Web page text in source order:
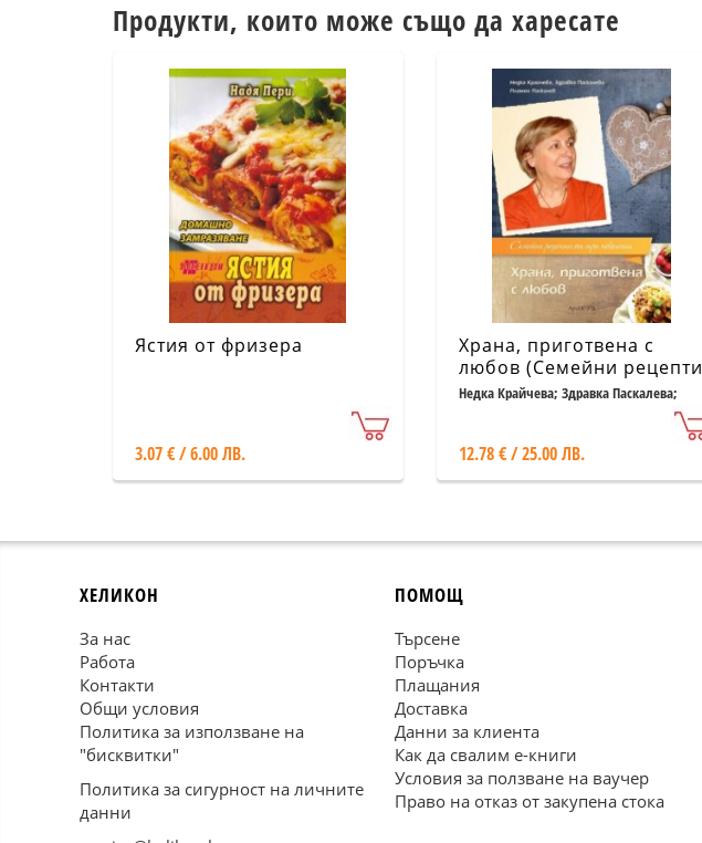
Продукти, които може също да харесате
Ястия от фризера
3.07 € / 6.00 ЛВ.
Храна, приготвена с
любов (Семейни рецепти
от три поколения)
Недка Крайчева; Здравка Паскалева;
12.78 € / 25.00 ЛВ.
ХЕЛИКОН
За нас
Работа
Контакти
Общи условия
Политика за използване на
"бисквитки"
Политика за сигурност на личните
данни
ПОМОЩ
Търсене
Поръчка
Плащания
Доставка
Данни за клиента
Как да свалим е-книги
Условия за ползване на ваучер
Право на отказ от закупена стока